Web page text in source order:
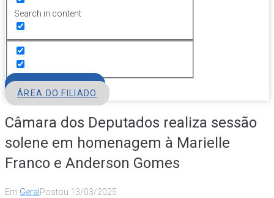
Search in content
ÁREA DO FILIADO
Câmara dos Deputados realiza sessão
solene em homenagem à Marielle
Franco e Anderson Gomes
Em Geral Postou 13/03/2025